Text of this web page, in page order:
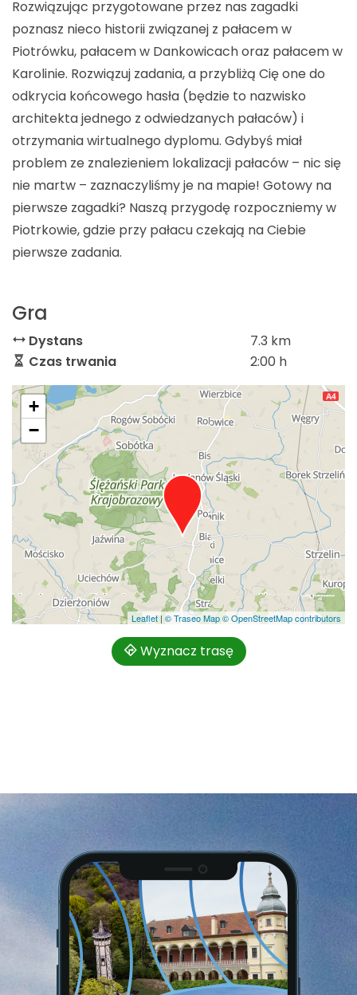
Rozwiązując przygotowane przez nas zagadki
poznasz nieco historii związanej z pałacem w
Piotrówku, pałacem w Dankowicach oraz pałacem w
Karolinie. Rozwiązuj zadania, a przybliżą Cię one do
odkrycia końcowego hasła (będzie to nazwisko
architekta jednego z odwiedzanych pałaców) i
otrzymania wirtualnego dyplomu. Gdybyś miał
problem ze znalezieniem lokalizacji pałaców – nic się
nie martw – zaznaczyliśmy je na mapie! Gotowy na
pierwsze zagadki? Naszą przygodę rozpoczniemy w
Piotrkowie, gdzie przy pałacu czekają na Ciebie
pierwsze zadania.
Gra
Dystans
7.3 km
Czas trwania
2:00 h
+
−
Leaflet| © Traseo Map© OpenStreetMap contributors
Wyznacz trasę